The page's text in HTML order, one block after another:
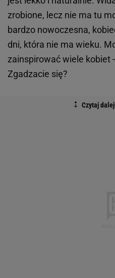
zrobione, lecz nie ma tu
bardzo nowoczesna,
dni, która nie ma wieku.
zainspirować wiele kobiet
Zgadzacie się?